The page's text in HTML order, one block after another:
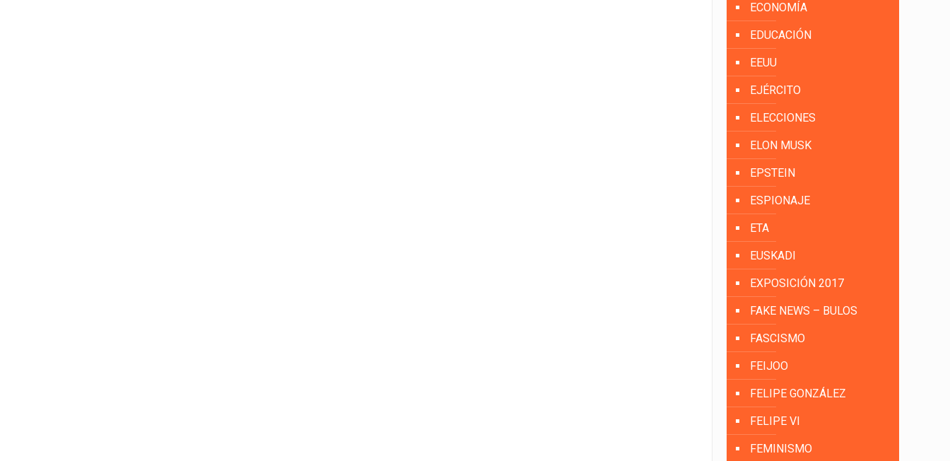
ECONOMÍA
EDUCACIÓN
EEUU
EJÉRCITO
ELECCIONES
ELON MUSK
EPSTEIN
ESPIONAJE
ETA
EUSKADI
EXPOSICIÓN 2017
FAKE NEWS – BULOS
FASCISMO
FEIJOO
FELIPE GONZÁLEZ
FELIPE VI
FEMINISMO